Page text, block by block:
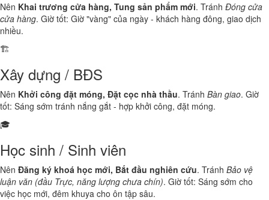
Nên Khai trương cửa hàng, Tung sản phẩm mới. Tránh Đóng cửa
cửa hàng. Giờ tốt: Giờ "vàng" của ngày - khách hàng đông, giao dịch
nhiều.
🏗️
Xây dựng / BĐS
Nên Khởi công đặt móng, Đặt cọc nhà thầu. Tránh Bàn giao. Giờ
tốt: Sáng sớm tránh nắng gắt - hợp khởi công, đặt móng.
🎓
Học sinh / Sinh viên
Nên Đăng ký khoá học mới, Bắt đầu nghiên cứu. Tránh Bảo vệ
luận văn (đầu Trực, năng lượng chưa chín). Giờ tốt: Sáng sớm cho
việc học mới, đêm khuya cho ôn tập sâu.